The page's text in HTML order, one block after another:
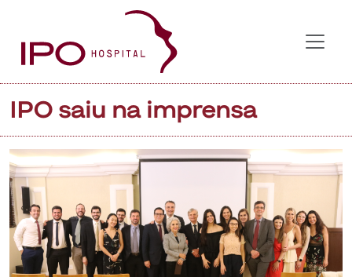
IPO saiu na imprensa